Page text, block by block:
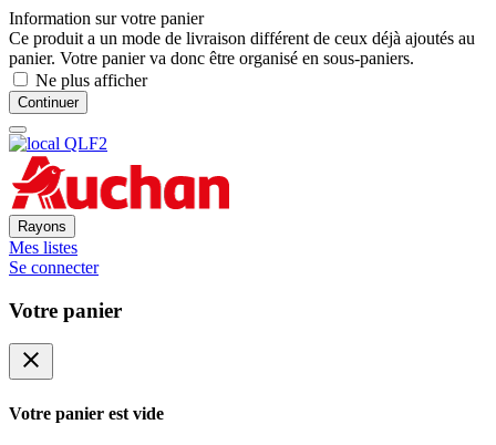
Information sur votre panier
Ce produit a un mode de livraison différent de ceux déjà ajoutés au
panier. Votre panier va donc être organisé en sous-paniers.
Ne plus afficher
Continuer
Rayons
Mes listes
Se connecter
Votre panier
close
Votre panier est vide